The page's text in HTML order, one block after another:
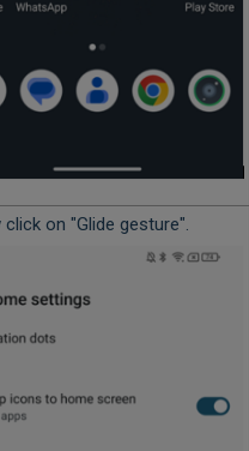
click on "Glide gesture".